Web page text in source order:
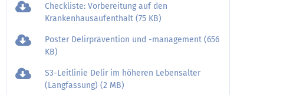
Checkliste: Vorbereitung auf den
Krankenhausaufenthalt (75 KB)
Poster Delirprävention und -management (656
KB)
S3-Leitlinie Delir im höheren Lebensalter
(Langfassung) (2 MB)